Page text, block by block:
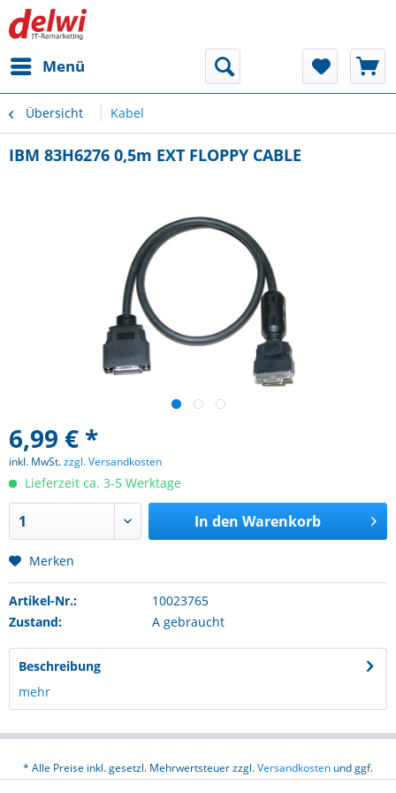
Menü
Übersicht Kabel
IBM 83H6276 0,5m EXT FLOPPY CABLE
6,99 € *
inkl. MwSt.zzgl. Versandkosten
Lieferzeit ca. 3-5 Werktage
In den Warenkorb
Merken
Artikel-Nr.:
10023765
Zustand:
A gebraucht
Beschreibung
mehr
* Alle Preise inkl. gesetzl. Mehrwertsteuer zzgl.Versandkosten und ggf.